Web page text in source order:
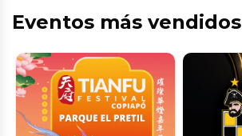
Eventos más vendidos